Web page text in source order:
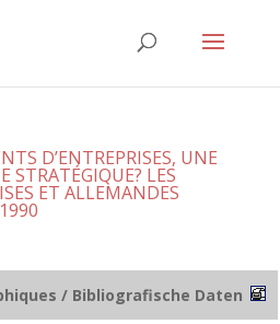
D’ENTREPRISES, UNE
STRATÉGIQUE? LES
ET ALLEMANDES
/ Bibliografische Daten